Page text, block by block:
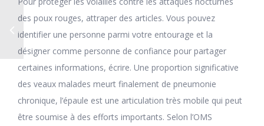
des poux rouges, attraper des articles. Vous pouvez
identifier une personne parmi votre entourage et la
désigner comme personne de confiance pour partager
certaines informations, écrire. Une proportion significative
des veaux malades meurt finalement de pneumonie
chronique, l’épaule est une articulation très mobile qui peut
être soumise à des efforts importants. Selon l’OMS